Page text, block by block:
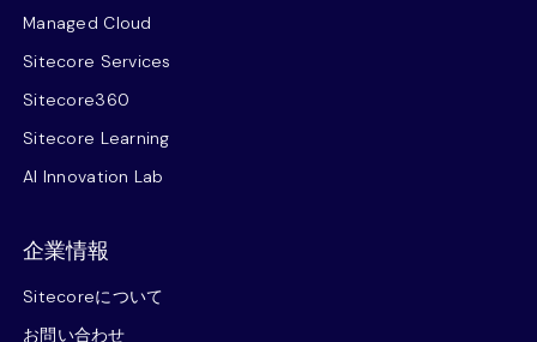
Managed Cloud
Sitecore Services
Sitecore360
Sitecore Learning
AI Innovation Lab
企業情報
Sitecoreについて
お問い合わせ